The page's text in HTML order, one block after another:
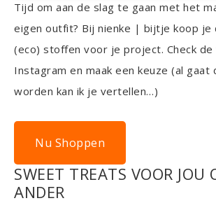
Tijd om aan de slag te gaan met het
eigen outfit? Bij nienke | bijtje koop je
(eco) stoffen voor je project. Check de
Instagram en maak een keuze (al gaat
worden kan ik je vertellen…)
Nu Shoppen
SWEET TREATS VOOR JOU
ANDER